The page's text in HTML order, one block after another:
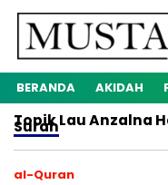
BERANDA AKIDAH
TopikLau Anzalna
Surah
al-Quran